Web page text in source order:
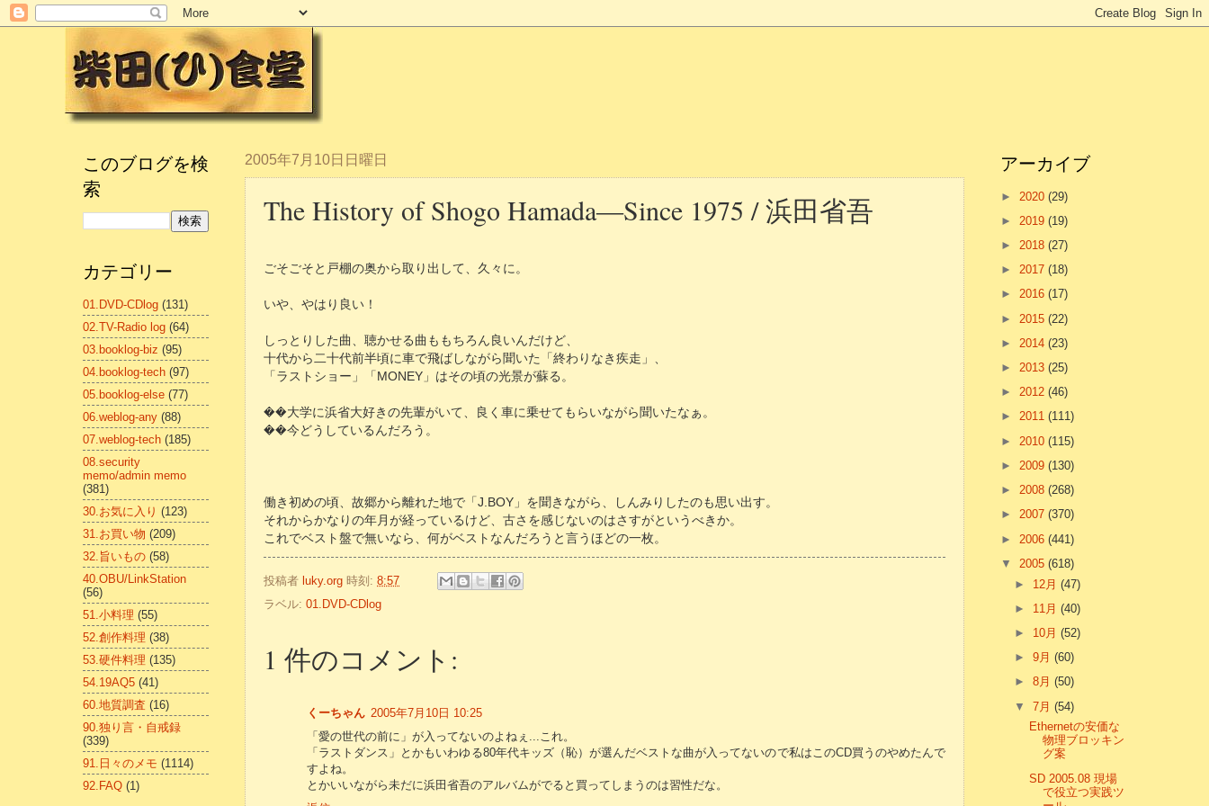
2005年7月10日日曜日
The History of Shogo Hamada―Since 1975 / 浜田省吾
ごそごそと戸棚の奥から取り出して、久々に。
いや、やはり良い！
しっとりした曲、聴かせる曲ももちろん良いんだけど、
十代から二十代前半頃に車で飛ばしながら聞いた「終わりなき疾走」、
「ラストショー」「MONEY」はその頃の光景が蘇る。
��大学に浜省大好きの先輩がいて、良く車に乗せてもらいながら聞いたなぁ。
��今どうしているんだろう。
働き初めの頃、故郷から離れた地で「J.BOY」を聞きながら、しんみりしたのも思い出す。
それからかなりの年月が経っているけど、古さを感じないのはさすがというべきか。
これでベスト盤で無いなら、何がベストなんだろうと言うほどの一枚。
投稿者 luky.org 時刻: 8:57
ラベル: 01.DVD-CDlog
1 件のコメント:
くーちゃん 2005年7月10日 10:25
「愛の世代の前に」が入ってないのよねぇ...これ。
「ラストダンス」とかもいわゆる80年代キッズ（恥）が選んだベストな曲が入ってないので私はこのCD買うのやめたんで
すよね。
とかいいながら未だに浜田省吾のアルバムがでると買ってしまうのは習性だな。
このブログを検
索
カテゴリー
01.DVD-CDlog (131)
02.TV-Radio log (64)
03.booklog-biz (95)
04.booklog-tech (97)
05.booklog-else (77)
06.weblog-any (88)
07.weblog-tech (185)
08.security
memo/admin memo
(381)
30.お気に入り (123)
31.お買い物 (209)
32.旨いもの (58)
40.OBU/LinkStation
(56)
51.小料理 (55)
52.創作料理 (38)
53.硬件料理 (135)
54.19AQ5 (41)
60.地質調査 (16)
90.独り言・自戒録
(339)
91.日々のメモ (1114)
92.FAQ (1)
アーカイブ
► 2020 (29)
► 2019 (19)
► 2018 (27)
► 2017 (18)
► 2016 (17)
► 2015 (22)
► 2014 (23)
► 2013 (25)
► 2012 (46)
► 2011 (111)
► 2010 (115)
► 2009 (130)
► 2008 (268)
► 2007 (370)
► 2006 (441)
▼ 2005 (618)
► 12月(47)
► 11月(40)
► 10月(52)
►9月(60)
►8月(50)
▼7月(54)
Ethernetの安価な
物理ブロッキン
グ案
SD 2005.08 現場
で役立つ実践ツ